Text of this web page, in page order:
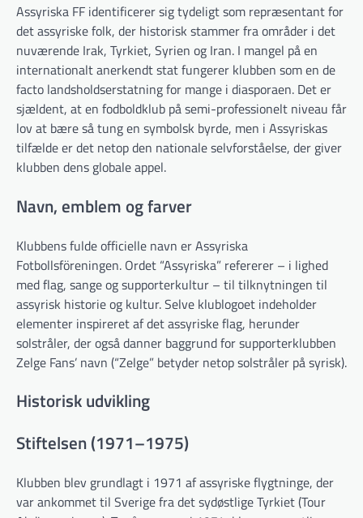
Assyriska FF identificerer sig tydeligt som repræsentant for
det assyriske folk, der historisk stammer fra områder i det
nuværende Irak, Tyrkiet, Syrien og Iran. I mangel på en
internationalt anerkendt stat fungerer klubben som en de
facto landsholdserstatning for mange i diasporaen. Det er
sjældent, at en fodboldklub på semi-professionelt niveau får
lov at bære så tung en symbolsk byrde, men i Assyriskas
tilfælde er det netop den nationale selvforståelse, der giver
klubben dens globale appel.
Navn, emblem og farver
Klubbens fulde officielle navn er Assyriska
Fotbollsföreningen. Ordet “Assyriska” refererer – i lighed
med flag, sange og supporterkultur – til tilknytningen til
assyrisk historie og kultur. Selve klublogoet indeholder
elementer inspireret af det assyriske flag, herunder
solstråler, der også danner baggrund for supporterklubben
Zelge Fans’ navn (“Zelge” betyder netop solstråler på syrisk).
Historisk udvikling
Stiftelsen (1971–1975)
Klubben blev grundlagt i 1971 af assyriske flygtninge, der
var ankommet til Sverige fra det sydøstlige Tyrkiet (Tour